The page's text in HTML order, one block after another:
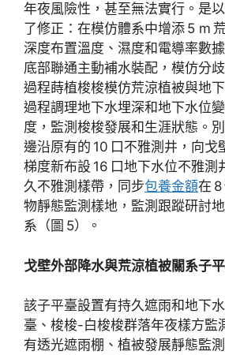
年夜風險性，甚至無法實行。是
了修正：在模仿體系中增添 5 m
深度布置溫度、濕度和電導率數
底部聯通主動補水裝配，模仿分
過程蒔植梭梭模仿荒涼植被與地
過程調理地下水埋深和地下水位
度，監測梭梭發展和生涯狀態。
邊沿原有的 10 口不雅測井，向戈
梯度新布設 16 口地下水位不雅測
久不雅測樣帶，同步包養金額在
物靜態監測樣地，監測跟蹤研討
系（圖 5）。
戈壁外部降水與荒涼植被關系子
該子平臺設置有持久遮雨和地下
臺、梭梭-白梭梭群落年夜樣方監
有透光遮雨棚、植被發展靜態監